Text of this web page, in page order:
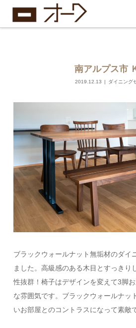
南アルプス市
2019.12.13 ダイニング
ブラックウォールナット無垢材のダイ
ました。高級感のある木目とすっきり
性抜群！椅子はデザインを変えて3脚
な雰囲気です。ブラックウォールナッ
いお部屋とのコントラスになって素敵